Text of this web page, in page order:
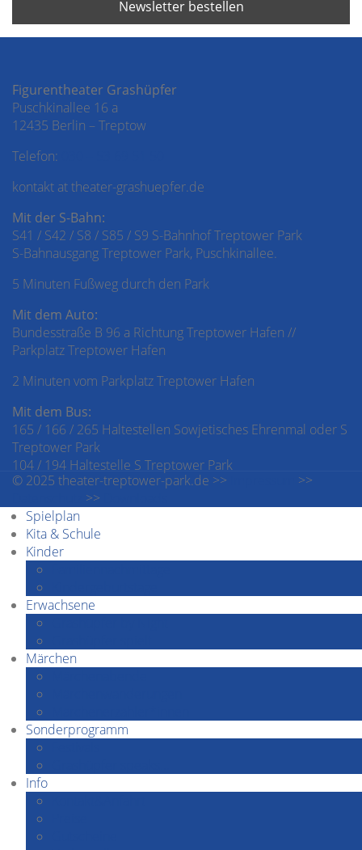
Figurentheater Grashüpfer
Puschkinallee 16 a
12435 Berlin – Treptow
Telefon:
kontakt at theater-grashuepfer.de
Mit der S-Bahn:
S41 / S42 / S8 / S85 / S9 S-Bahnhof Treptower Park
S-Bahnausgang Treptower Park, Puschkinallee.
5 Minuten Fußweg durch den Park
Mit dem Auto:
Bundesstraße B 96 a Richtung Treptower Hafen //
Parkplatz Treptower Hafen
2 Minuten vom Parkplatz Treptower Hafen
Mit dem Bus:
165 / 166 / 265 Haltestellen Sowjetisches Ehrenmal oder S
Treptower Park
104 / 194 Haltestelle S Treptower Park
© 2025 theater-treptower-park.de >>
>>
>>
Spielplan
Kita & Schule
Kinder
Erwachsene
Märchen
Sonderprogramm
Info